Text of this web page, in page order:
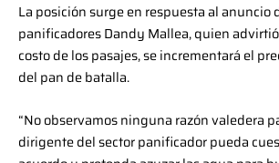
La posición surge en respuesta al anuncio
panificadores Dandy Mallea, quien
costo de los pasajes, se incrementará el
del pan de batalla.
“No observamos ninguna razón valedera
dirigente del sector panificador pueda